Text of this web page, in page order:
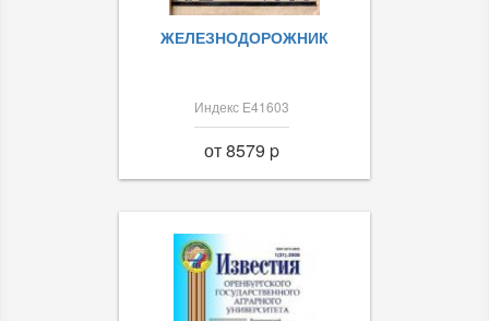
ЖЕЛЕЗНОДОРОЖНИК
Индекс Е41603
от 8579 p